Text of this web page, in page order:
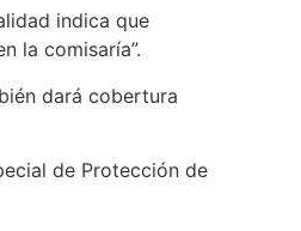
indica que
la comisaría”.
dará cobertura
de Protección de